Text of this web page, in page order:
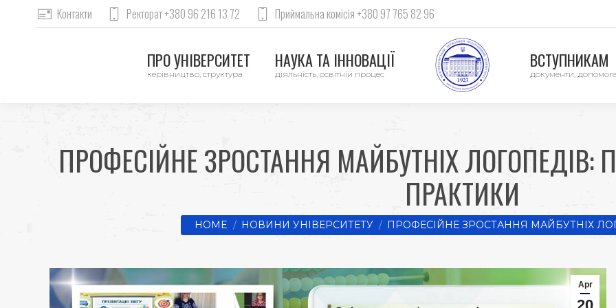
Контакти Ректорат +380 96 216 13 72 Приймальна комісія +380 97 765 82 96
ПРО УНІВЕРСИТЕТ
керівництво, структура
НАУКА ТА ІННОВАЦІЇ
діяльність, освітній процес
ВСТУПНИКАМ
документи, допомога
ПРОФЕСІЙНЕ ЗРОСТАННЯ МАЙБУТНІХ ЛОГОПЕДІВ:
ПРАКТИКИ
You are here:
HOME НОВИНИ УНІВЕРСИТЕТУ ПРОФЕСІЙНЕ ЗРОСТАННЯ МАЙБУТНІХ
Apr